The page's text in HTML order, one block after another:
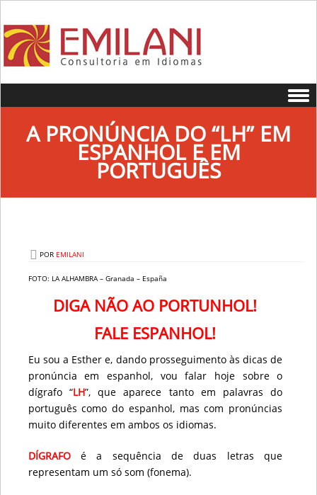
A PRONÚNCIA DO “LH” EM
ESPANHOL E EM
PORTUGUÊS
POR EMILANI
FOTO: LA ALHAMBRA – Granada – España
DIGA NÃO AO PORTUNHOL!
FALE ESPANHOL!
Eu sou a Esther e, dando prosseguimento às dicas de
pronúncia em espanhol, vou falar hoje sobre o
dígrafo “LH”, que aparece tanto em palavras do
português como do espanhol, mas com pronúncias
muito diferentes em ambos os idiomas.
DÍGRAFO
é a sequência de duas letras que
representam um só som (fonema).